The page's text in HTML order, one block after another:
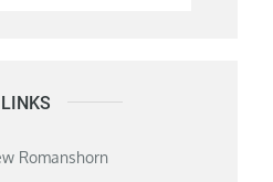
LINKS
Romanshorn